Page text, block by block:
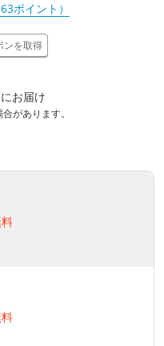
ポイント）
ンを取得
にお届け
があります。
料
料